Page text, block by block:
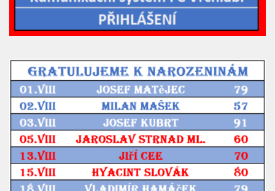
St. přípravka
Hráči
Realizační tým
Mladší přípravka
Zápasy
Realizační tým
Fotbalová školka
Kontakty